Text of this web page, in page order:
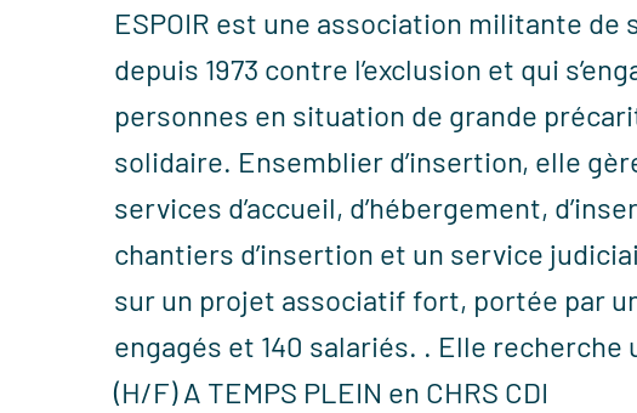
ESPOIR est une association militante
depuis 1973 contre l’exclusion et qui
personnes en situation de grande
solidaire. Ensemblier d’insertion, elle
services d’accueil, d’hébergement,
chantiers d’insertion et un service
sur un projet associatif fort, portée par
engagés et 140 salariés. . Elle recherche
(H/F) A TEMPS PLEIN en CHRS CDI